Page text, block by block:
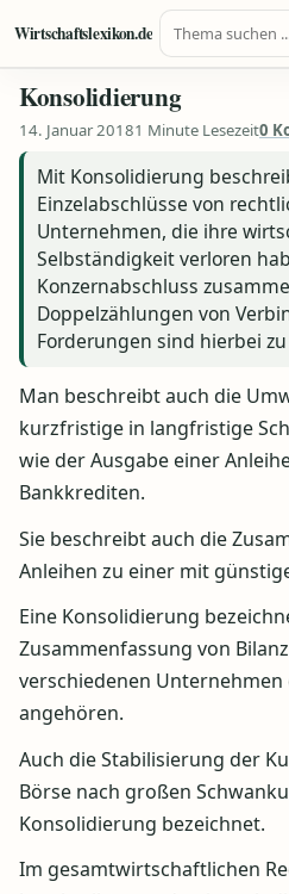
Zum Inhalt springen
Wirtschaftslexikon.de
Suche nach:
Konsolidierung
14. Januar 20181 Minute Lesezeit0
Mit Konsolidierung
Einzelabschlüsse von
Unternehmen, die ihre
Selbständigkeit verloren
Konzernabschluss
Doppelzählungen von
Forderungen sind hierbei
Man beschreibt auch die
kurzfristige in langfristige
wie der Ausgabe einer
Bankkrediten.
Sie beschreibt auch die
Anleihen zu einer mit
Eine Konsolidierung
Zusammenfassung von
verschiedenen Unternehmen
angehören.
Auch die Stabilisierung der
Börse nach großen
Konsolidierung bezeichnet.
Im gesamtwirtschaftlichen